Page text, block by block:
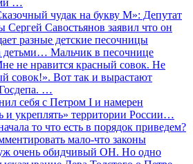
чудак на букву М»: Депутат
Савостьянов заявил что он
разные детские песочницы
детьми… Мальчик в песочнице
не нравится красный совок. Не
совок!». Вот так и вырастают
…
себя с Петром I и намерен
и укреплять» территории России…
то что есть в порядок приведем?
мало-что законы
очень обидчивый ОН. Но одно